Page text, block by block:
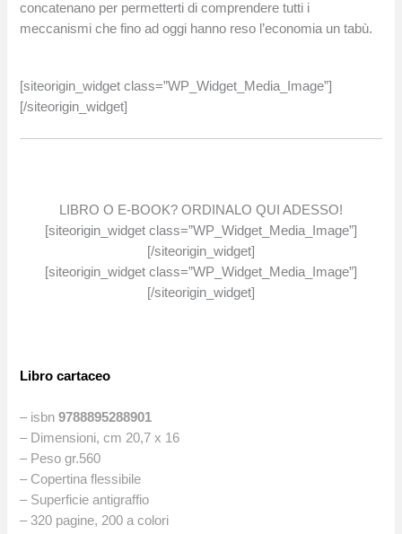
concatenano per permetterti di comprendere tutti i
meccanismi che fino ad oggi hanno reso l’economia un tabù.
[siteorigin_widget class=”WP_Widget_Media_Image”]
[/siteorigin_widget]
LIBRO O E-BOOK? ORDINALO QUI ADESSO!
[siteorigin_widget class=”WP_Widget_Media_Image”]
[/siteorigin_widget]
[siteorigin_widget class=”WP_Widget_Media_Image”]
[/siteorigin_widget]
Libro cartaceo
– isbn9788895288901
– Dimensioni, cm 20,7 x 16
– Peso gr.560
– Copertina flessibile
– Superficie antigraffio
– 320 pagine, 200 a colori